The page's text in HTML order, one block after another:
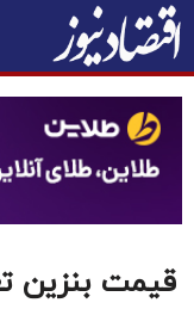
قیمت بنزین